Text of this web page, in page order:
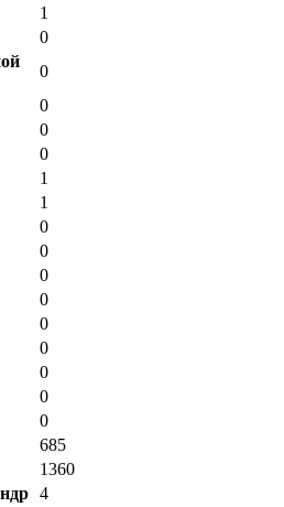
1
0
0
0
0
0
1
1
0
0
0
0
0
0
0
0
0
685
1360
4